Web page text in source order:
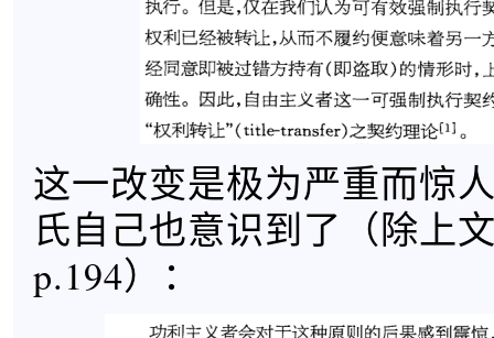
这一改变是极为严重而惊
氏自己也意识到了（除上
p.194）：